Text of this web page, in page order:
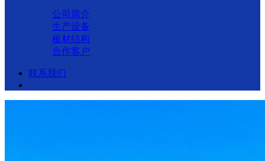
公司简介
生产设备
板材结构
合作客户
联系我们